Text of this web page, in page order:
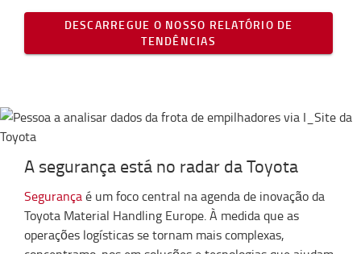
DESCARREGUE O NOSSO RELATÓRIO DE
TENDÊNCIAS
A segurança está no radar da Toyota
Segurançaé um foco central na agenda de inovação da
Toyota Material Handling Europe. À medida que as
operações logísticas se tornam mais complexas,